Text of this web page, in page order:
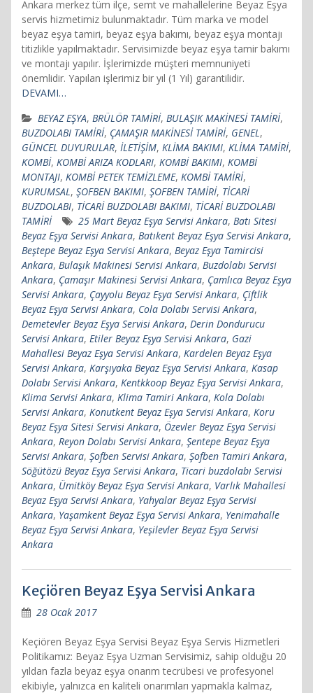
Ankara merkez tüm ilçe, semt ve mahallelerine Beyaz Eşya
servis hizmetimiz bulunmaktadır. Tüm marka ve model
beyaz eşya tamiri, beyaz eşya bakımı, beyaz eşya montajı
titizlikle yapılmaktadır. Servisimizde beyaz eşya tamir bakımı
ve montajı yapılır. İşlerimizde müşteri memnuniyeti
önemlidir. Yapılan işlerimiz bir yıl (1 Yıl) garantilidir.
DEVAMI…
BEYAZ EŞYA, BRÜLÖR TAMİRİ, BULAŞIK MAKİNESİ TAMİRİ,
BUZDOLABI TAMİRİ, ÇAMAŞIR MAKİNESİ TAMİRİ, GENEL,
GÜNCEL DUYURULAR, İLETİŞİM, KLİMA BAKIMI, KLİMA TAMİRİ,
KOMBİ, KOMBİ ARIZA KODLARI, KOMBİ BAKIMI, KOMBİ
MONTAJI, KOMBİ PETEK TEMİZLEME, KOMBİ TAMİRİ,
KURUMSAL, ŞOFBEN BAKIMI, ŞOFBEN TAMİRİ, TİCARİ
BUZDOLABI, TİCARİ BUZDOLABI BAKIMI, TİCARİ BUZDOLABI
TAMİRİ
25 Mart Beyaz Eşya Servisi Ankara, Batı Sitesi
Beyaz Eşya Servisi Ankara, Batıkent Beyaz Eşya Servisi Ankara,
Beştepe Beyaz Eşya Servisi Ankara, Beyaz Eşya Tamircisi
Ankara, Bulaşık Makinesi Servisi Ankara, Buzdolabı Servisi
Ankara, Çamaşır Makinesi Servisi Ankara, Çamlıca Beyaz Eşya
Servisi Ankara, Çayyolu Beyaz Eşya Servisi Ankara, Çiftlik
Beyaz Eşya Servisi Ankara, Cola Dolabı Servisi Ankara,
Demetevler Beyaz Eşya Servisi Ankara, Derin Dondurucu
Servisi Ankara, Etiler Beyaz Eşya Servisi Ankara, Gazi
Mahallesi Beyaz Eşya Servisi Ankara, Kardelen Beyaz Eşya
Servisi Ankara, Karşıyaka Beyaz Eşya Servisi Ankara, Kasap
Dolabı Servisi Ankara, Kentkkoop Beyaz Eşya Servisi Ankara,
Klima Servisi Ankara, Klima Tamiri Ankara, Kola Dolabı
Servisi Ankara, Konutkent Beyaz Eşya Servisi Ankara, Koru
Beyaz Eşya Sitesi Servisi Ankara, Özevler Beyaz Eşya Servisi
Ankara, Reyon Dolabı Servisi Ankara, Şentepe Beyaz Eşya
Servisi Ankara, Şofben Servisi Ankara, Şofben Tamiri Ankara,
Söğütözü Beyaz Eşya Servisi Ankara, Ticari buzdolabı Servisi
Ankara, Ümitköy Beyaz Eşya Servisi Ankara, Varlık Mahallesi
Beyaz Eşya Servisi Ankara, Yahyalar Beyaz Eşya Servisi
Ankara, Yaşamkent Beyaz Eşya Servisi Ankara, Yenimahalle
Beyaz Eşya Servisi Ankara, Yeşilevler Beyaz Eşya Servisi
Ankara
Keçiören Beyaz Eşya Servisi Ankara
28 Ocak 2017
Keçiören Beyaz Eşya Servisi Beyaz Eşya Servis Hizmetleri
Politikamız: Beyaz Eşya Uzman Servisimiz, sahip olduğu 20
yıldan fazla beyaz eşya onarım tecrübesi ve profesyonel
ekibiyle, yalnızca en kaliteli onarımları yapmakla kalmaz,